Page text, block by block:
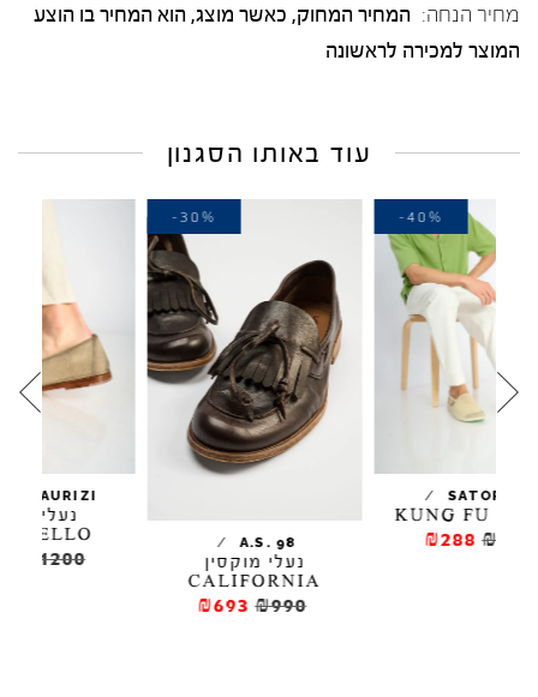
מחיר הנחה: המחיר המחוק, כאשר מוצג, הוא המחיר בו הוצע
המוצר למכירה לראשונה
עוד באותו הסגנון
נעלי מוקסין
CALIFORNIA
₪693
ELIA MAURIZI
/
נעלי מוקסין
DONATELLO
₪720